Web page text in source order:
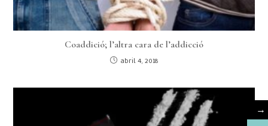
Coaddició; l’altra cara de l’addicció
abril 4, 2018
→